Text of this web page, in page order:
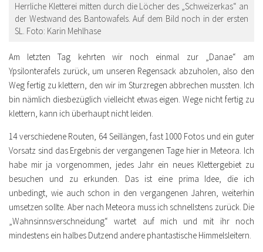
Herrliche Kletterei mitten durch die Löcher des „Schweizerkas“ an
der Westwand des Bantowafels. Auf dem Bild noch in der ersten
SL. Foto: Karin Mehlhase
Am letzten Tag kehrten wir noch einmal zur „Danae“ am
Ypsilonterafels zurück, um unseren Regensack abzuholen, also den
Weg fertig zu klettern, den wir im Sturzregen abbrechen mussten. Ich
bin nämlich diesbezüglich vielleicht etwas eigen. Wege nicht fertig zu
klettern, kann ich überhaupt nicht leiden.
14 verschiedene Routen, 64 Seillängen, fast 1000 Fotos und ein guter
Vorsatz sind das Ergebnis der vergangenen Tage hier in Meteora. Ich
habe mir ja vorgenommen, jedes Jahr ein neues Klettergebiet zu
besuchen und zu erkunden. Das ist eine prima Idee, die ich
unbedingt, wie auch schon in den vergangenen Jahren, weiterhin
umsetzen sollte. Aber nach Meteora muss ich schnellstens zurück. Die
„Wahnsinnsverschneidung“ wartet auf mich und mit ihr noch
mindestens ein halbes Dutzend andere phantastische Himmelsleitern.